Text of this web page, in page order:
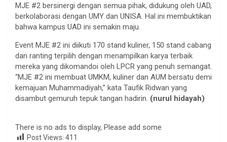
MJE #2 bersinergi dengan semua pihak, didukung oleh UAD,
berkolaborasi dengan UMY dan UNISA. Hal ini membuktikan
bahwa kampus UAD ini semakin maju.
Event MJE #2 ini diikuti 170 stand kuliner, 150 stand cabang
dan ranting terpilih dengan menampilkan karya terbaik
mereka yang dikomandoi oleh LPCR yang penuh semangat.
“MJE #2 ini membuat UMKM, kuliner dan AUM bersatu demi
kemajuan Muhammadiyah,” kata Taufik Ridwan yang
disambut gemuruh tepuk tangan hadirin. (nurul hidayah)
There is no ads to display, Please add some
Post Views: 411